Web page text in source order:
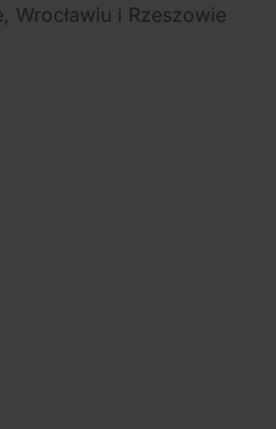
Wrocławiu i Rzeszowie